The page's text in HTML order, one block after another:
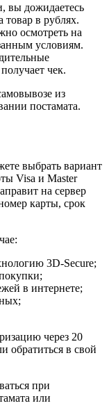
вы дожидаетесь
товар в рублях.
осмотреть на
условиям.
чек.
из
постамата.
выбрать вариант
Visa и Master
на сервер
карты, срок
3D-Secure;
в интернете;
через 20
обратиться в свой
при
или